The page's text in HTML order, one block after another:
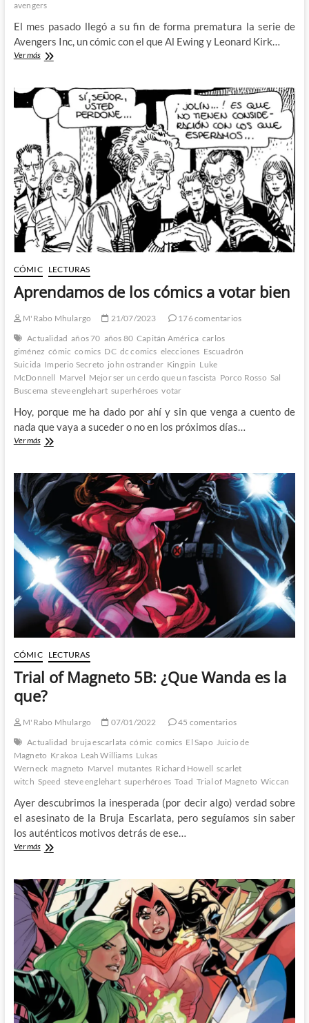
avengers
El mes pasado llegó a su fin de forma prematura la serie de
Avengers Inc, un cómic con el que Al Ewing y Leonard Kirk…
Ver másAdiós
Inc
hola
nuevo
a
un
viejo
conocido
CÓMIC LECTURAS
Aprendamos de los cómics a votar bien
M'Rabo Mhulargo 21/07/2023
176 comentarios
Actualidad años 70 años 80 Capitán América carlos
giménez cómic comics DC dc comics elecciones Escuadrón
Suicida Imperio Secreto john ostrander Kingpin Luke
McDonnell Marvel Mejor ser un cerdo que un fascista Porco Rosso Sal
Buscema steve englehart superhéroes votar
Hoy, porque me ha dado por ahí y sin que venga a cuento de
nada que vaya a suceder o no en los próximos días…
Ver másAprendamos
cómics
a
votar
bien
CÓMIC LECTURAS
Trial of Magneto 5B: ¿Que Wanda es la
que?
M'Rabo Mhulargo 07/01/2022
45 comentarios
Actualidad bruja escarlata cómic comics El Sapo Juicio de
Magneto Krakoa Leah Williams Lukas
Werneck magneto Marvel mutantes Richard Howell scarlet
witch Speed steve englehart superhéroes Toad Trial of Magneto Wiccan
Ayer descubrimos la inesperada (por decir algo) verdad sobre
el asesinato de la Bruja Escarlata, pero seguíamos sin saber
los auténticos motivos detrás de ese…
Ver másTrial
5B:
¿Que
Wanda
es
la
que?